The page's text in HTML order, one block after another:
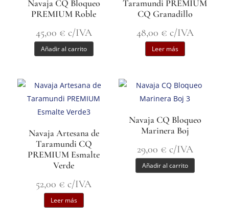
Navaja CQ Bloqueo
PREMIUM Roble
45,00 € c/IVA
Añadir al carrito
Taramundi PREMIUM
CQ Granadillo
48,00 € c/IVA
Leer más
Navaja Artesana de
Taramundi CQ
PREMIUM Esmalte
Verde
52,00 € c/IVA
Leer más
Navaja CQ Bloqueo
Marinera Boj
29,00 € c/IVA
Añadir al carrito